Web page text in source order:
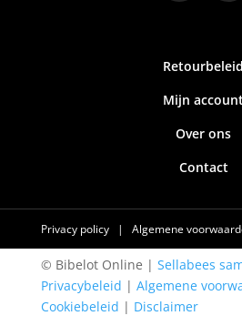
Retourbeleid
Mijn
Over ons
Contact
Privacy policy | Algemene
© Bibelot Online | Sellabees
Privacybeleid | Algemene
Cookiebeleid | Disclaimer